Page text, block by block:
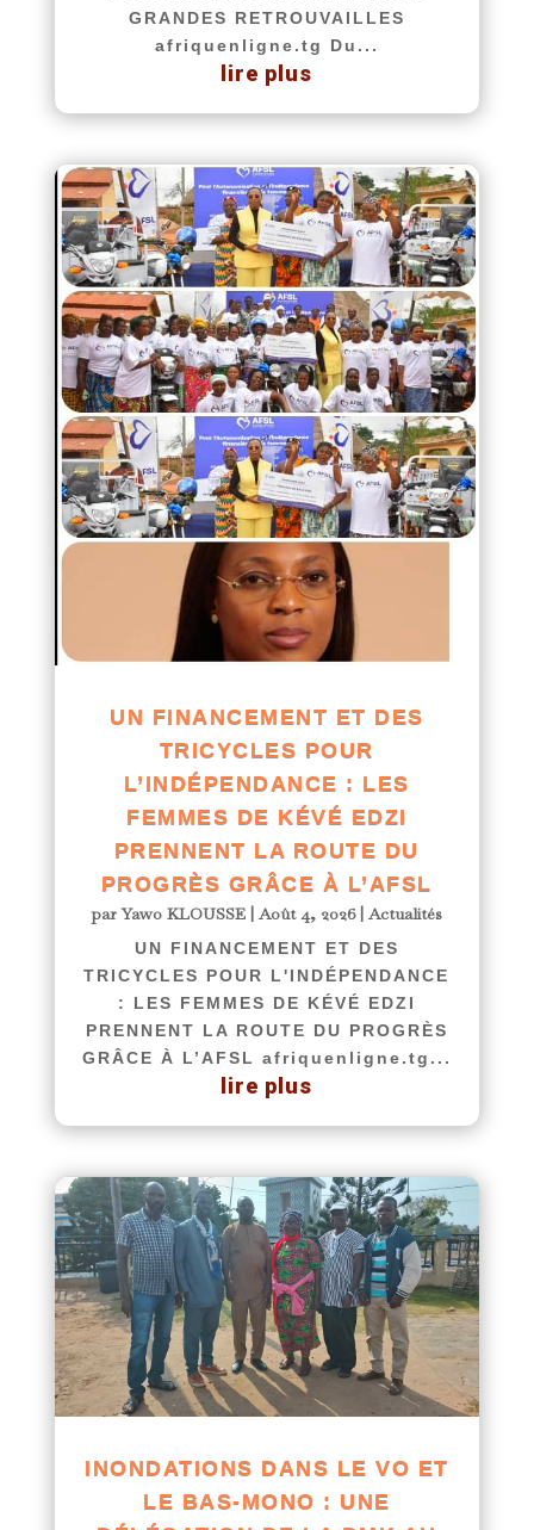
GRANDES RETROUVAILLES
afriquenligne.tg Du...
lire plus
UN FINANCEMENT ET DES
TRICYCLES POUR
L’INDÉPENDANCE : LES
FEMMES DE KÉVÉ EDZI
PRENNENT LA ROUTE DU
PROGRÈS GRÂCE À L’AFSL
parYawo KLOUSSE |Août 4, 2026|Actualités
UN FINANCEMENT ET DES
TRICYCLES POUR L'INDÉPENDANCE
: LES FEMMES DE KÉVÉ EDZI
PRENNENT LA ROUTE DU PROGRÈS
GRÂCE À L’AFSL afriquenligne.tg...
lire plus
INONDATIONS DANS LE VO ET
LE BAS-MONO : UNE